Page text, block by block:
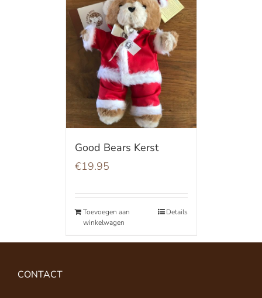
Good Bears Kerst
€19.95
Toevoegen aan
winkelwagen
Details
CONTACT